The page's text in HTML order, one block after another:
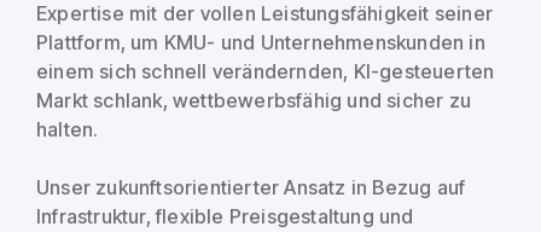
Expertise mit der vollen Leistungsfähigkeit seiner
Plattform, um KMU- und Unternehmenskunden in
einem sich schnell verändernden, KI-gesteuerten
Markt schlank, wettbewerbsfähig und sicher zu
halten.
Unser zukunftsorientierter Ansatz in Bezug auf
Infrastruktur, flexible Preisgestaltung und